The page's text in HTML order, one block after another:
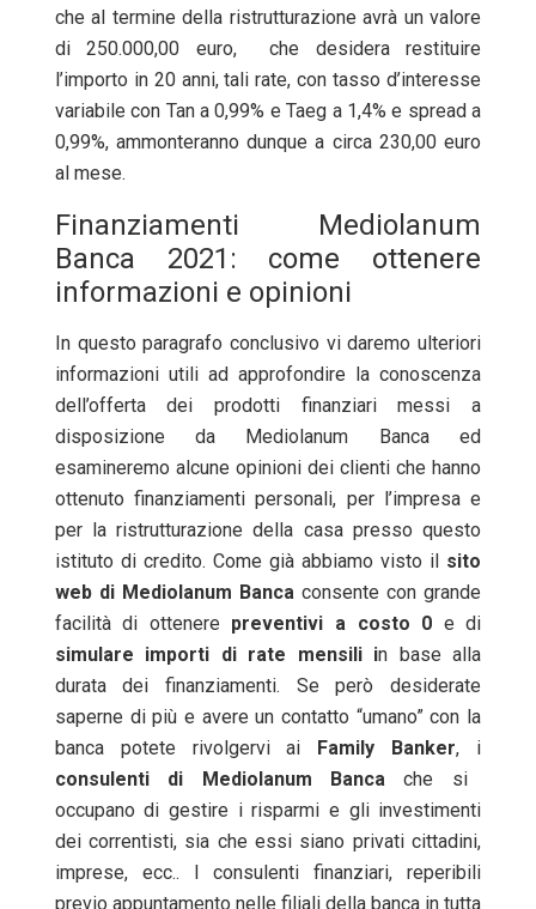
che al termine della ristrutturazione avrà un valore
di 250.000,00 euro, che desidera restituire
l’importo in 20 anni, tali rate, con tasso d’interesse
variabile con Tan a 0,99% e Taeg a 1,4% e spread a
0,99%, ammonteranno dunque a circa 230,00 euro
al mese.
Finanziamenti Mediolanum
Banca 2021: come ottenere
informazioni e opinioni
In questo paragrafo conclusivo vi daremo ulteriori
informazioni utili ad approfondire la conoscenza
dell’offerta dei prodotti finanziari messi a
disposizione da Mediolanum Banca ed
esamineremo alcune opinioni dei clienti che hanno
ottenuto finanziamenti personali, per l’impresa e
per la ristrutturazione della casa presso questo
istituto di credito. Come già abbiamo visto il sito
web di Mediolanum Banca consente con grande
facilità di ottenere preventivi a costo 0 e di
simulare importi di rate mensili in base alla
durata dei finanziamenti. Se però desiderate
saperne di più e avere un contatto “umano” con la
banca potete rivolgervi ai
Family Banker, i
consulenti di Mediolanum Banca che si
occupano di gestire i risparmi e gli investimenti
dei correntisti, sia che essi siano privati cittadini,
imprese, ecc.. I consulenti finanziari, reperibili
previo appuntamento nelle filiali della banca in tutta